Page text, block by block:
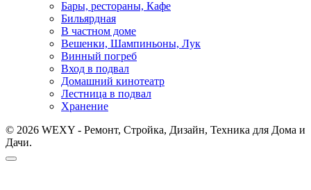
Бары, рестораны, Кафе
Бильярдная
В частном доме
Вешенки, Шампиньоны, Лук
Винный погреб
Вход в подвал
Домашний кинотеатр
Лестница в подвал
Хранение
© 2026 WEXY - Ремонт, Стройка, Дизайн, Техника для Дома и
Дачи.